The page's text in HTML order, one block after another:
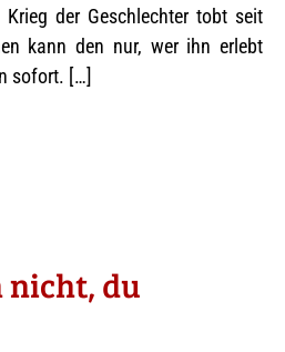
der Geschlechter tobt seit
kann den nur, wer ihn erlebt
sofort. […]
du